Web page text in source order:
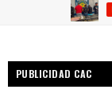
LOCAL
PUBLICIDAD CAC